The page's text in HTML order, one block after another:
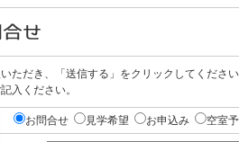
ただき、「送信する」をクリックしてくださ
入ください。
お問合せ 見学希望 お申込み 空室